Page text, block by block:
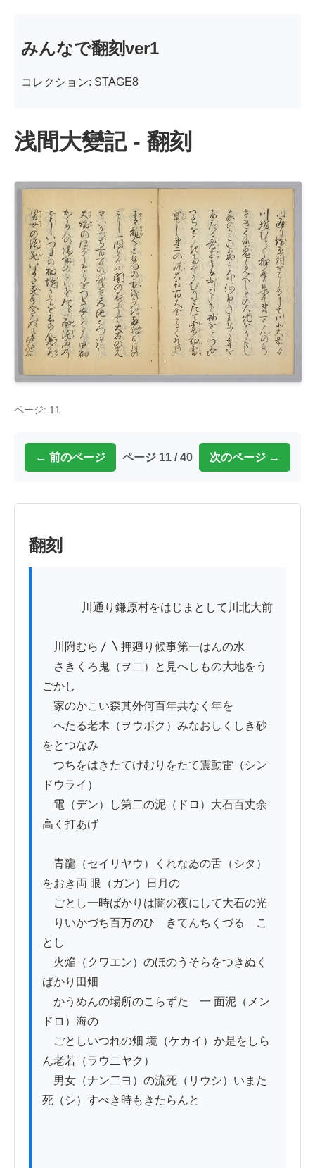
みんなで翻刻ver1
コレクション: STAGE8
浅間大變記 - 翻刻
ページ: 11
← 前のページ ページ 11 / 40 次のページ →
翻刻
川附むら〳〵押廻り候事第一はんの水
さきくろ鬼（ヲ二）と見へしもの大地をう
ごかし
家のかこい森其外何百年共なく年を
へたる老木（ヲウボク）みなおしくしき砂
をとつなみ
つちをはきたてけむりをたて震動雷（シン
ドウライ）
電（デン）し第二の泥（ドロ）大石百丈余
高く打あげ
青龍（セイリヤウ）くれなゐの舌（シタ）
をおき両 眼（ガン）日月の
ごとし一時ばかりは闇の夜にして大石の光
りいかづち百万のひゞきてんちくづるゝこ
とし
火焔（クワエン）のほのうそらをつきぬく
ばかり田畑
かうめんの場所のこらずたゞ一 面泥（メン
ドロ）海の
ごとしいつれの畑 境（ケカイ）か是をしら
ん老若（ラウ二ヤク）
男女（ナン二ヨ）の流死（リウシ）いまた
死（シ）すべき時もきたらんと